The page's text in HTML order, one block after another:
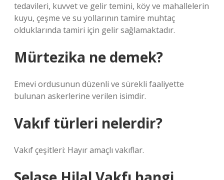
tedavileri, kuvvet ve gelir temini, köy ve mahallelerin
kuyu, çeşme ve su yollarının tamire muhtaç
olduklarında tamiri için gelir sağlamaktadır.
Mürtezika ne demek?
Emevi ordusunun düzenli ve sürekli faaliyette
bulunan askerlerine verilen isimdir.
Vakıf türleri nelerdir?
Vakıf çeşitleri: Hayır amaçlı vakıflar.